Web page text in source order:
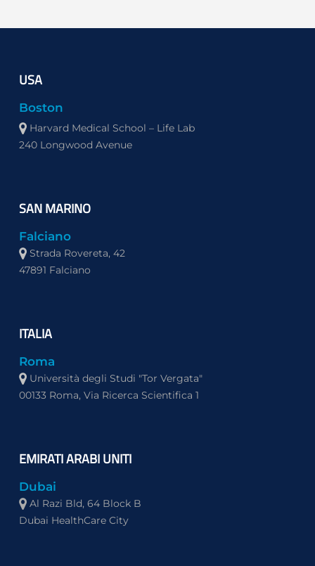
USA
Boston
Harvard Medical School – Life Lab
240 Longwood Avenue
SAN MARINO
Falciano
Strada Rovereta, 42
47891 Falciano
ITALIA
Roma
Università degli Studi "Tor Vergata"
00133 Roma, Via Ricerca Scientifica 1
EMIRATI ARABI UNITI
Dubai
Al Razi Bld, 64 Block B
Dubai HealthCare City